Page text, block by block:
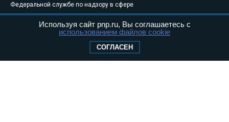
Федеральной службе по надзору в сфере
связи, информационных технологий и
массовых коммуникаций (Роскомнадзор) 05
Свидетельство о регистрации Эл № ФС77-
Используя сайт pnp.ru, Вы соглашаетесь с
использованием файлов cookie
СОГЛАСЕН